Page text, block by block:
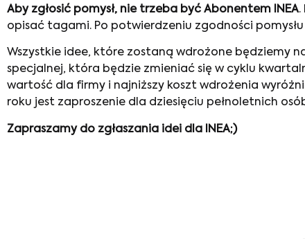
Aby zgłosić pomysł, nie trzeba być Abonentem INEA.
opisać tagami. Po potwierdzeniu zgodności
Wszystkie idee, które zostaną wdrożone będziemy
specjalnej, która będzie zmieniać się w cyklu
wartość dla firmy i najniższy koszt wdrożenia
roku jest zaproszenie dla dziesięciu pełnoletnich
Zapraszamy do zgłaszania idei dla INEA;)